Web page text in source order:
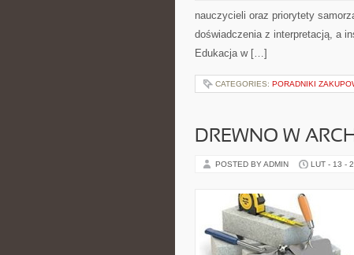
nauczycieli oraz priorytety
doświadczenia z interpretacją, a
Edukacja w […]
CATEGORIES: PORADNIKI
DREWNO W
POSTED BY ADMIN LUT - 13 -